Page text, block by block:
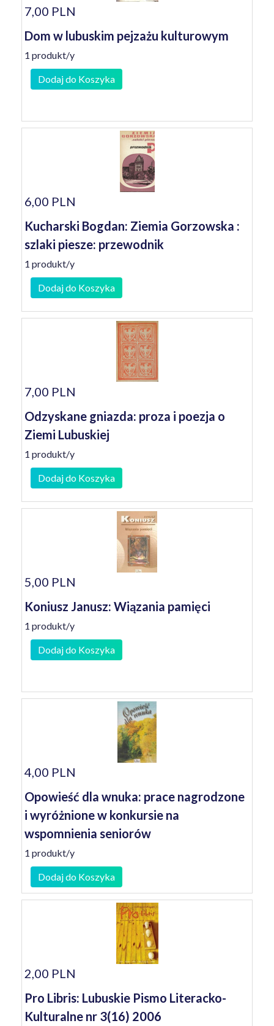
7,00 PLN
Dom w lubuskim pejzażu kulturowym
1 produkt/y
Dodaj do Koszyka
6,00 PLN
Kucharski Bogdan: Ziemia Gorzowska :
szlaki piesze: przewodnik
1 produkt/y
Dodaj do Koszyka
7,00 PLN
Odzyskane gniazda: proza i poezja o
Ziemi Lubuskiej
1 produkt/y
Dodaj do Koszyka
5,00 PLN
Koniusz Janusz: Wiązania pamięci
1 produkt/y
Dodaj do Koszyka
4,00 PLN
Opowieść dla wnuka: prace nagrodzone
i wyróżnione w konkursie na
wspomnienia seniorów
1 produkt/y
Dodaj do Koszyka
2,00 PLN
Pro Libris: Lubuskie Pismo Literacko-
Kulturalne nr 3(16) 2006